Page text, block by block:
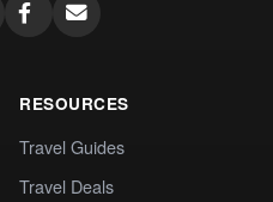
RESOURCES
Travel Guides
Travel Deals